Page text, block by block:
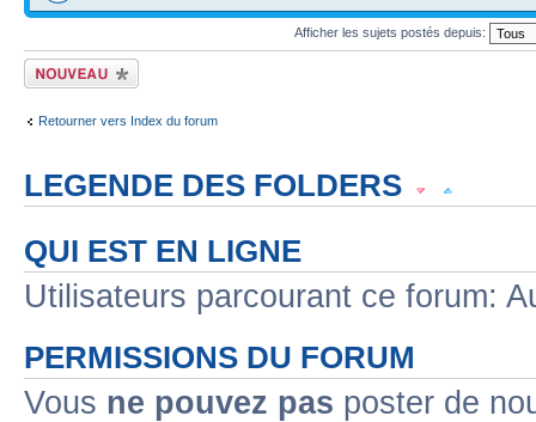
Afficher les sujets postés depuis:
Écrire un nouveau
sujet
Retourner vers Index du forum
LEGENDE DES FOLDERS
Sujet populaire lu Sujet lu fermé Sujet lu fermé dans lequel j'ai posté
Sujet populaire non lu Sujet non lu fermé Sujet non lu fermé dans
QUI EST EN LIGNE
Utilisateurs parcourant ce forum:
PERMISSIONS DU FORUM
Vous ne pouvez pas poster de